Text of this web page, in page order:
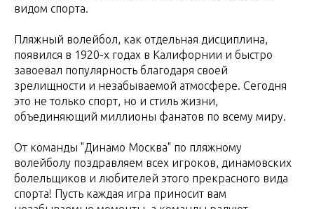
видом спорта.
Пляжный волейбол, как отдельная дисциплина,
появился в 1920-х годах в Калифорнии и быстро
завоевал популярность благодаря своей
зрелищности и незабываемой атмосфере. Сегодня
это не только спорт, но и стиль жизни,
объединяющий миллионы фанатов по всему миру.
От команды "Динамо Москва" по пляжному
волейболу поздравляем всех игроков, динамовских
болельщиков и любителей этого прекрасного вида
спорта! Пусть каждая игра приносит вам